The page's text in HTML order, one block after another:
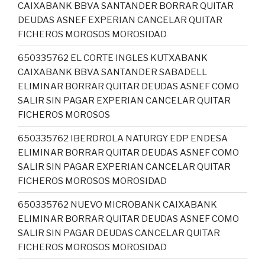
CAIXABANK BBVA SANTANDER BORRAR QUITAR
DEUDAS ASNEF EXPERIAN CANCELAR QUITAR
FICHEROS MOROSOS MOROSIDAD
650335762 EL CORTE INGLES KUTXABANK
CAIXABANK BBVA SANTANDER SABADELL
ELIMINAR BORRAR QUITAR DEUDAS ASNEF COMO
SALIR SIN PAGAR EXPERIAN CANCELAR QUITAR
FICHEROS MOROSOS
650335762 IBERDROLA NATURGY EDP ENDESA
ELIMINAR BORRAR QUITAR DEUDAS ASNEF COMO
SALIR SIN PAGAR EXPERIAN CANCELAR QUITAR
FICHEROS MOROSOS MOROSIDAD
650335762 NUEVO MICROBANK CAIXABANK
ELIMINAR BORRAR QUITAR DEUDAS ASNEF COMO
SALIR SIN PAGAR DEUDAS CANCELAR QUITAR
FICHEROS MOROSOS MOROSIDAD